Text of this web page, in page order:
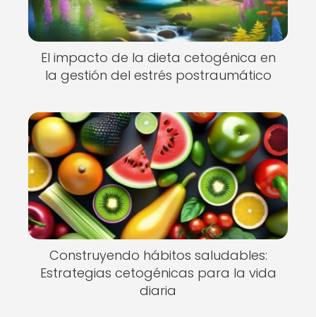
El impacto de la dieta cetogénica en
la gestión del estrés postraumático
Construyendo hábitos saludables:
Estrategias cetogénicas para la vida
diaria